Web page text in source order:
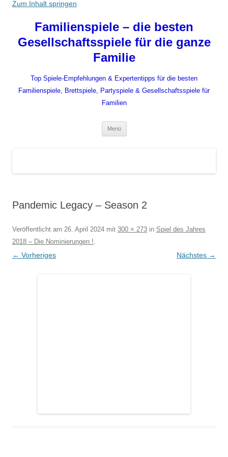
Zum Inhalt springen
Familienspiele – die besten
Gesellschaftsspiele für die ganze
Familie
Top Spiele-Empfehlungen & Expertentipps für die besten
Familienspiele, Brettspiele, Partyspiele & Gesellschaftsspiele für
Familien
Menü
Pandemic Legacy – Season 2
Veröffentlicht am 26. April 2024 mit 300 × 273 in Spiel des Jahres
2018 – Die Nominierungen !.
← Vorheriges Nächstes →